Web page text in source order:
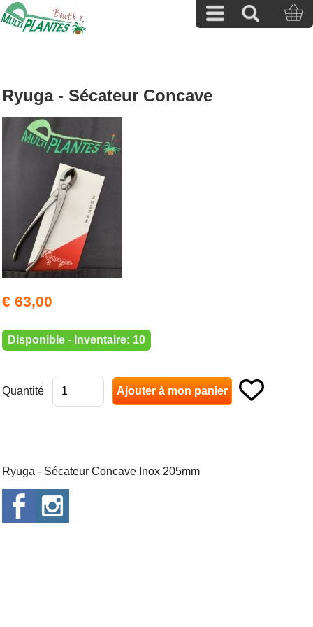
Ryuga - Sécateur Concave
€ 63,00
Disponible - Inventaire: 10
Quantité
Ryuga - Sécateur Concave Inox 205mm